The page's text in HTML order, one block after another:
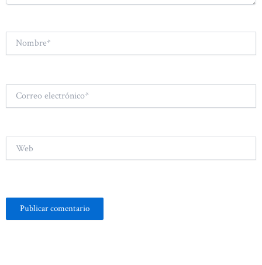
Nombre*
electrónico*